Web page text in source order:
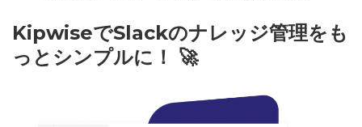
KipwiseでSlackのナレッジ管理をも
っとシンプルに！ 🚀